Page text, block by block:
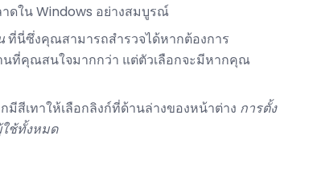
ดใน Windows อย่างสมบูรณ์
ที่นี่ซึ่งคุณสามารถสำรวจได้หากต้องการ
นที่คุณสนใจมากกว่า แต่ตัวเลือกจะมีหากคุณ
สีเทาให้เลือกลิงก์ที่ด้านล่างของหน้าต่าง การตั้ง
ใช้ทั้งหมด